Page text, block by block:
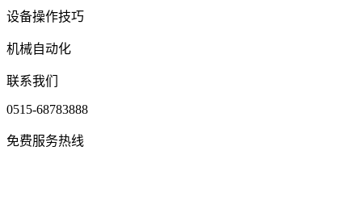
设备操作技巧
机械自动化
联系我们
0515-68783888
免费服务热线